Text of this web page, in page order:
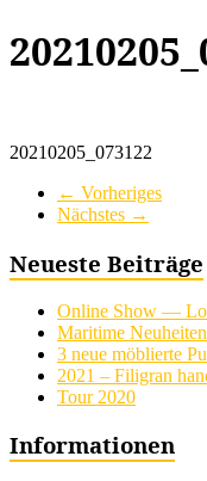
20210205_073122
← Vorheriges
Nächstes →
Neueste Beiträge
Online Show —
Maritime Neuheiten
3 neue möblierte
2021 – Filigran
Tour 2020
Informationen